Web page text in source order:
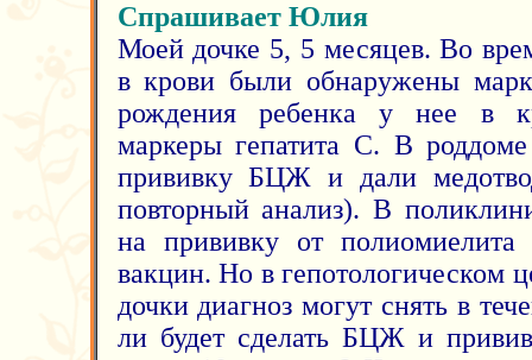
Спрашивает Юлия
Моей дочке 5, 5 месяцев. Во
в крови были обнаружены
рождения ребенка у нее в
маркеры гепатита С. В роддоме
прививку БЦЖ и дали
повторный анализ). В
на прививку от
вакцин. Но в гепотологическом
дочки диагноз могут снять в
ли будет сделать БЦЖ и